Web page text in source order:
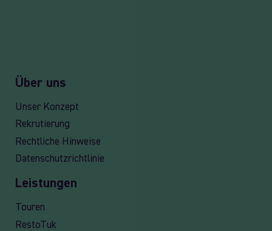
Über uns
Unser Konzept
Rekrutierung
Rechtliche Hinweise
Datenschutzrichtlinie
Leistungen
Touren
RestoTuk